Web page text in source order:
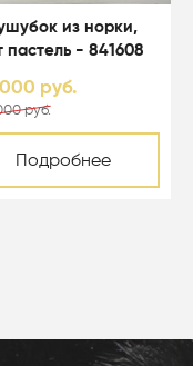
из норки,
пастель - 841608
руб.
руб.
Подробнее